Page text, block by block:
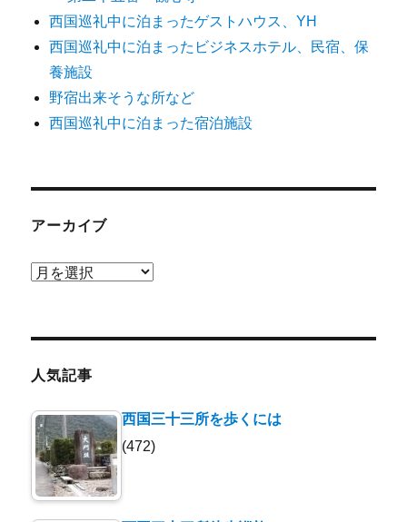
西国巡礼中に泊まったゲストハウス、YH
西国巡礼中に泊まったビジネスホテル、民宿、保
養施設
野宿出来そうな所など
西国巡礼中に泊まった宿泊施設
アーカイブ
ア
ブ
人気記事
西国三十三所を歩くには
(472)